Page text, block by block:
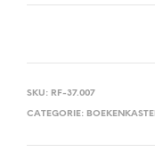
SKU: RF-37.007
CATEGORIE: